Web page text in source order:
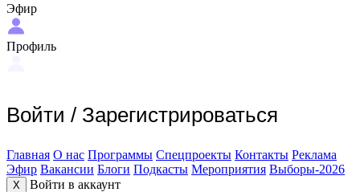
Эфир
Профиль
Войти / Зарегистрироваться
Главная О нас Программы Спецпроекты Контакты Реклама
Эфир Вакансии Блоги Подкасты Мероприятия Выборы-2026
X
Войти в аккаунт